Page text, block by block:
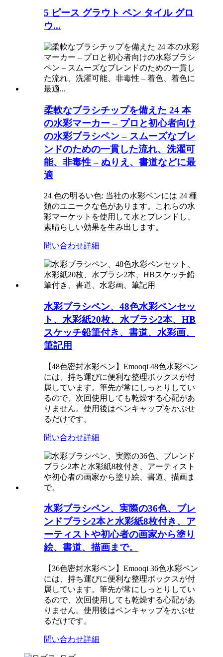
5 ピース グラウト ペン タイル グロ
ウ...
柔軟なブラシチップを備えた 24 本
の水彩マーカー – プロと初心者向け
の水彩ブラシペン – スムーズなブレ
ンドのための一貫した流れ、洗濯可
能、非毒性 – ぬりえ、書道などに最
適
24 色の明るい色: 当社の水彩ペンには 24 種
類のユニークな色があります。これらの水
彩マーケットを使用して水とブレンドし、
素晴らしい効果を生み出します。
問い合わせ詳細
水彩ブラシペン、48色水彩ペンセッ
ト、水彩紙20枚、水ブラシ2本、HB
スケッチ鉛筆付き、書道、水彩画、
筆記用
【48色密封水彩ペン】Emooqi 48色水彩ペン
には、持ち運びに便利な整理ボックスが付
属しています。筆先が常にしっとりしてい
るので、次回使用しても乾燥する心配があ
りません。使用後はペンキャップをかぶせ
るだけです。
問い合わせ詳細
水彩ブラシペン、実際の36色、ブレ
ンドブラシ2本と水彩紙8枚付き、ア
ーティストや初心者の画家から塗り
絵、書道、描画まで。
【36色密封水彩ペン】Emooqi 36色水彩ペン
には、持ち運びに便利な整理ボックスが付
属しています。筆先が常にしっとりしてい
るので、次回使用しても乾燥する心配があ
りません。使用後はペンキャップをかぶせ
るだけです。
問い合わせ詳細